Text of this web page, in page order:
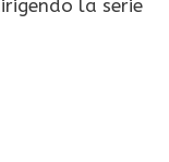
la serie